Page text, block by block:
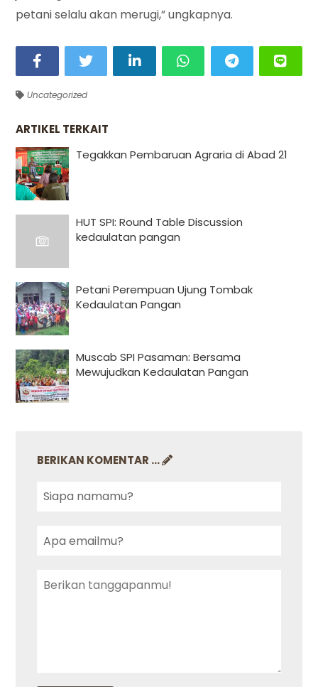
petani selalu akan merugi,” ungkapnya.
Uncategorized
ARTIKEL TERKAIT
Tegakkan Pembaruan Agraria di Abad 21
HUT SPI: Round Table Discussion
kedaulatan pangan
Petani Perempuan Ujung Tombak
Kedaulatan Pangan
Muscab SPI Pasaman: Bersama
Mewujudkan Kedaulatan Pangan
BERIKAN KOMENTAR ...